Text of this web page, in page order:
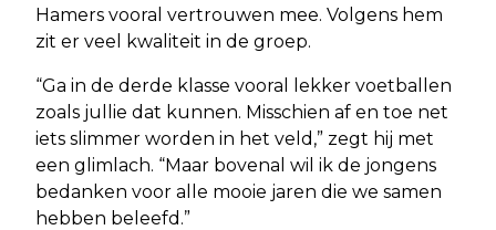
Hamers vooral vertrouwen mee. Volgens hem
zit er veel kwaliteit in de groep.
“Ga in de derde klasse vooral lekker voetballen
zoals jullie dat kunnen. Misschien af en toe net
iets slimmer worden in het veld,” zegt hij met
een glimlach. “Maar bovenal wil ik de jongens
bedanken voor alle mooie jaren die we samen
hebben beleefd.”